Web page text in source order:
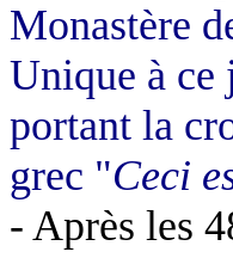
Monastère
Unique à ce
portant la
grec "Ceci
- Après les